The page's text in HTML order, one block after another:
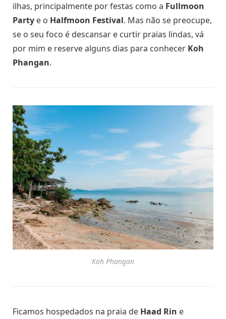
ilhas, principalmente por festas como a Fullmoon
Party e o Halfmoon Festival. Mas não se preocupe,
se o seu foco é descansar e curtir praias lindas, vá
por mim e reserve alguns dias para conhecer Koh
Phangan.
Koh Phangan
Ficamos hospedados na praia de Haad Rin e